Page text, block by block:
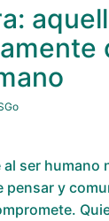
al ser humano
pensar y